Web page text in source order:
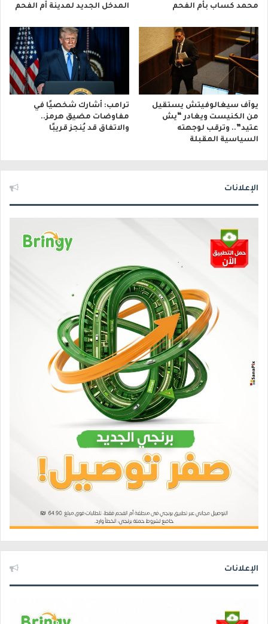
محمد كساب بأم الفحم المدخل الجديد لمدينة أم الفحم
يوآف سيغالوفيتش يستقيل
من الكنيست ويغادر “يش
عتيد”.. وترقب لوجهته
السياسية المقبلة
ترامب: أشارك شخصيًا في
مفاوضات مضيق هرمز..
والاتفاق قد يُنجز قريبًا
الإعلانات
الإعلانات